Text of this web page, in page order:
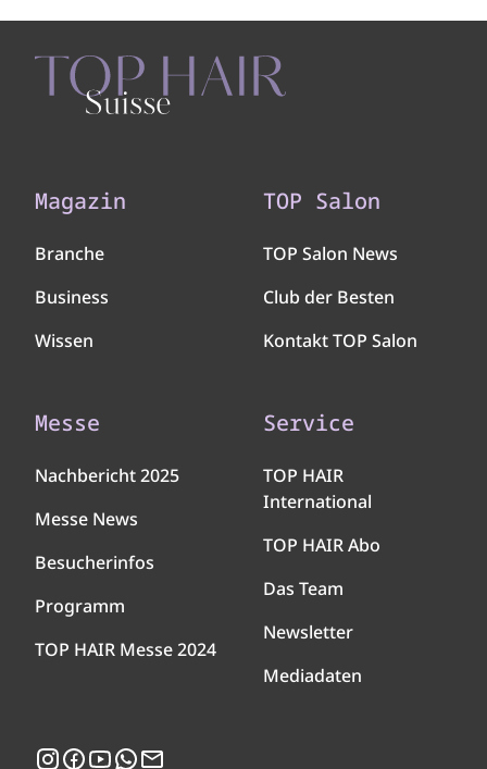
Magazin
Branche
Business
Wissen
TOP Salon
TOP Salon News
Club der Besten
Kontakt TOP Salon
Messe
Nachbericht 2025
Messe News
Besucherinfos
Programm
TOP HAIR Messe 2024
Service
TOP HAIR
International
TOP HAIR Abo
Das Team
Newsletter
Mediadaten
Instagram
Facebook
YouTubeWhatsApp